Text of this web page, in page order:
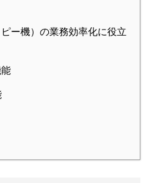
ー機）の業務効率化に役立